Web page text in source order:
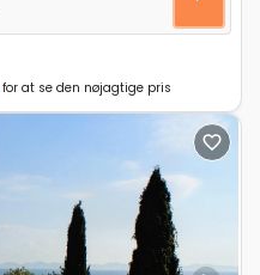
for at se den nøjagtige pris